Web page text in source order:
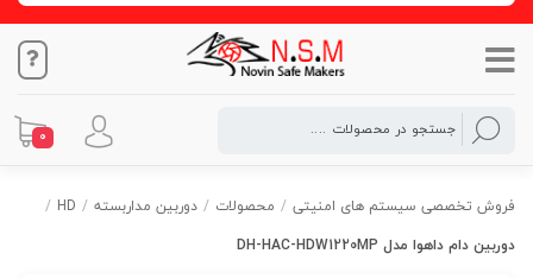
0
فروش تخصصی سیستم های امنیتی / محصولات / دوربین مداربسته /
HD
/
دوربین دام داهوا مدل DH-HAC-HDW1220MP